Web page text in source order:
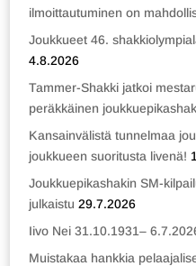
ilmoittautuminen on
Joukkueet 46.
4.8.2026
Tammer-Shakki jatkoi
peräkkäinen
Kansainvälistä tunnelmaa
joukkueen suoritusta livenä!
Joukkuepikashakin SM-
julkaistu 29.7.2026
Iivo Nei 31.10.1931–
Muistakaa hankkia